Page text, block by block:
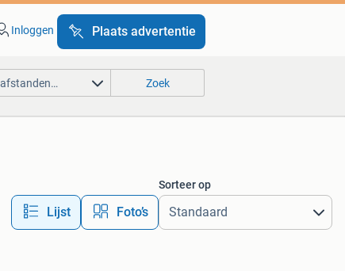
Inloggen Plaats advertentie
Zoek
Lijst Foto’s
Sorteer op